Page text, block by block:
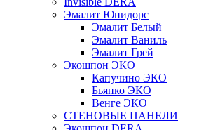
Эмалит Юнидорс
Эмалит Белый
Эмалит Ваниль
Эмалит Грей
Экошпон ЭКО
Капучино ЭКО
Бьянко ЭКО
Венге ЭКО
СТЕНОВЫЕ ПАНЕЛИ